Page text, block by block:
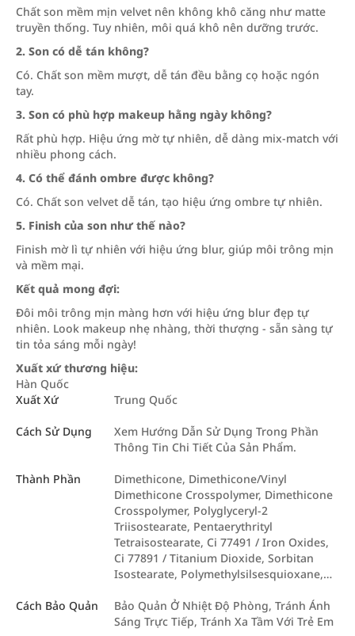
Chất son mềm mịn velvet nên không khô căng như matte
truyền thống. Tuy nhiên, môi quá khô nên dưỡng trước.
2. Son có dễ tán không?
Có. Chất son mềm mượt, dễ tán đều bằng cọ hoặc ngón
tay.
3. Son có phù hợp makeup hằng ngày không?
Rất phù hợp. Hiệu ứng mờ tự nhiên, dễ dàng mix-match với
nhiều phong cách.
4. Có thể đánh ombre được không?
Có. Chất son velvet dễ tán, tạo hiệu ứng ombre tự nhiên.
5. Finish của son như thế nào?
Finish mờ lì tự nhiên với hiệu ứng blur, giúp môi trông mịn
và mềm mại.
Kết quả mong đợi:
Đôi môi trông mịn màng hơn với hiệu ứng blur đẹp tự
nhiên. Look makeup nhẹ nhàng, thời thượng - sẵn sàng tự
tin tỏa sáng mỗi ngày!
Xuất xứ thương hiệu:
Hàn Quốc
Xuất Xứ
Trung Quốc
Cách Sử Dụng
Xem Hướng Dẫn Sử Dụng Trong Phần
Thông Tin Chi Tiết Của Sản Phẩm.
Thành Phần
Dimethicone, Dimethicone/Vinyl
Dimethicone Crosspolymer, Dimethicone
Crosspolymer, Polyglyceryl-2
Triisostearate, Pentaerythrityl
Tetraisostearate, Ci 77491 / Iron Oxides,
Ci 77891 / Titanium Dioxide, Sorbitan
Isostearate, Polymethylsilsesquioxane,…
Cách Bảo Quản
Bảo Quản Ở Nhiệt Độ Phòng, Tránh Ánh
Sáng Trực Tiếp, Tránh Xa Tầm Với Trẻ Em